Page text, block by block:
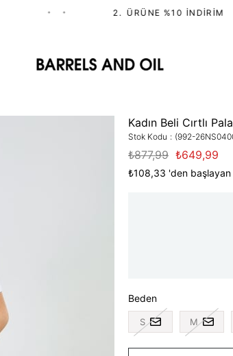
• 2.⁠ ⁠ÜRÜNE %10 İNDIRIM
Kadın Beli Cırtlı
Stok Kodu (992-
₺877,99 ₺649,99
₺108,33 'den
Beden
S M